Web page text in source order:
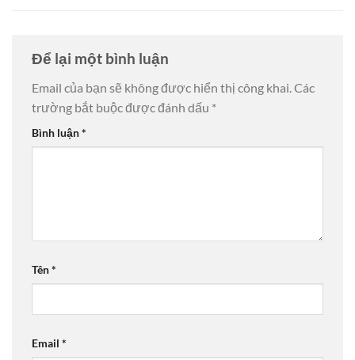
Để lại một bình luận
Email của bạn sẽ không được hiển thị công khai.Các
trường bắt buộc được đánh dấu *
Bình luận*
Tên*
Email *